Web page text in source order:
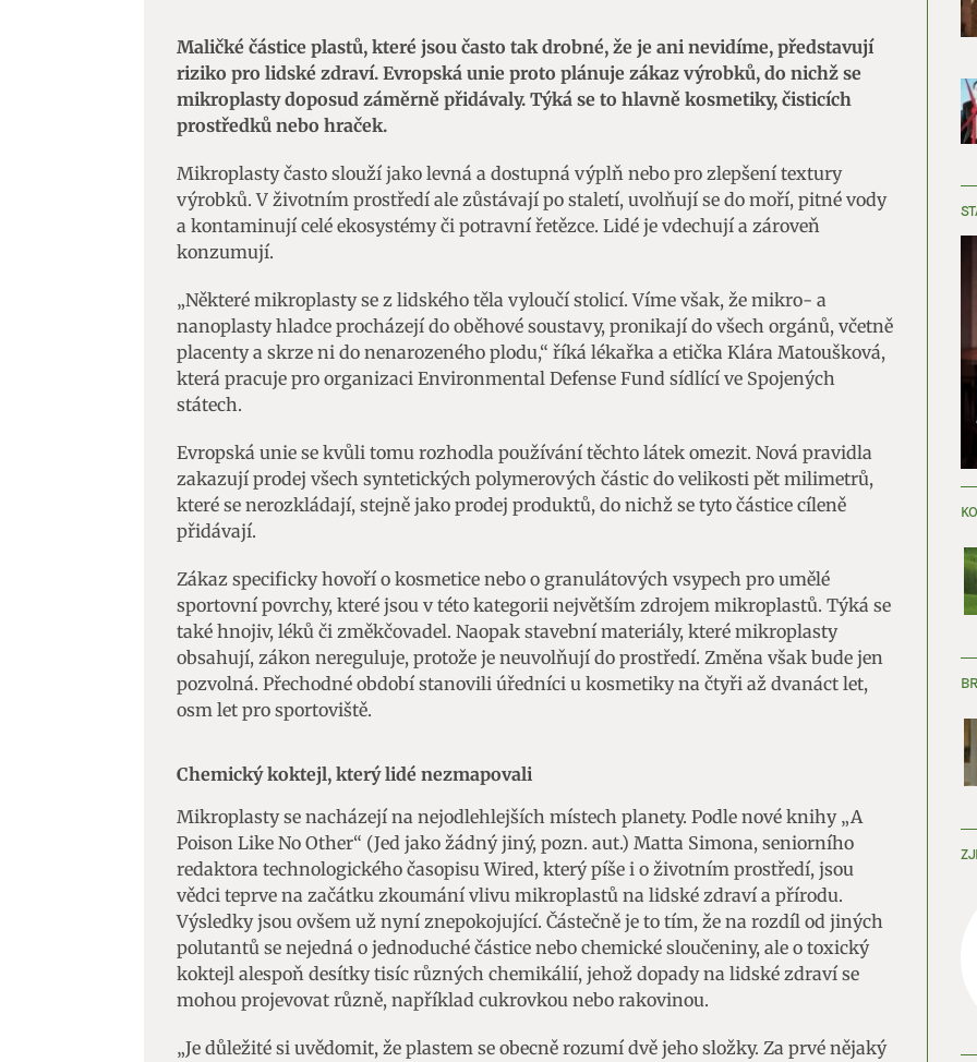
Maličké částice plastů, které jsou často tak drobné, že je ani nevidíme, představují
riziko pro lidské zdraví. Evropská unie proto plánuje zákaz výrobků, do nichž se
mikroplasty doposud záměrně přidávaly. Týká se to hlavně kosmetiky, čisticích
prostředků nebo hraček.
Mikroplasty často slouží jako levná a dostupná výplň nebo pro zlepšení textury
výrobků. V životním prostředí ale zůstávají po staletí, uvolňují se do moří, pitné vody
a kontaminují celé ekosystémy či potravní řetězce. Lidé je vdechují a zároveň
konzumují.
„Některé mikroplasty se z lidského těla vyloučí stolicí. Víme však, že mikro- a
nanoplasty hladce procházejí do oběhové soustavy, pronikají do všech orgánů, včetně
placenty a skrze ni do nenarozeného plodu,“ říká lékařka a etička Klára Matoušková,
která pracuje pro organizaci Environmental Defense Fund sídlící ve Spojených
státech.
Evropská unie se kvůli tomu rozhodla používání těchto látek omezit. Nová pravidla
zakazují prodej všech syntetických polymerových částic do velikosti pět milimetrů,
které se nerozkládají, stejně jako prodej produktů, do nichž se tyto částice cíleně
přidávají.
Zákaz specificky hovoří o kosmetice nebo o granulátových vsypech pro umělé
sportovní povrchy, které jsou v této kategorii největším zdrojem mikroplastů. Týká se
také hnojiv, léků či změkčovadel. Naopak stavební materiály, které mikroplasty
obsahují, zákon nereguluje, protože je neuvolňují do prostředí. Změna však bude jen
pozvolná. Přechodné období stanovili úředníci u kosmetiky na čtyři až dvanáct let,
osm let pro sportoviště.
Chemický koktejl, který lidé nezmapovali
Mikroplasty se nacházejí na nejodlehlejších místech planety. Podle nové knihy „A
Poison Like No Other“ (Jed jako žádný jiný, pozn. aut.) Matta Simona, seniorního
redaktora technologického časopisu Wired, který píše i o životním prostředí, jsou
vědci teprve na začátku zkoumání vlivu mikroplastů na lidské zdraví a přírodu.
Výsledky jsou ovšem už nyní znepokojující. Částečně je to tím, že na rozdíl od jiných
polutantů se nejedná o jednoduché částice nebo chemické sloučeniny, ale o toxický
koktejl alespoň desítky tisíc různých chemikálií, jehož dopady na lidské zdraví se
mohou projevovat různě, například cukrovkou nebo rakovinou.
„Je důležité si uvědomit, že plastem se obecně rozumí dvě jeho složky. Za prvé nějaký